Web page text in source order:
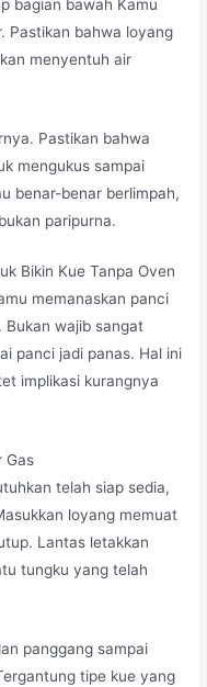
bagian bawah Kamu
Pastikan bahwa loyang
menyentuh air
Pastikan bahwa
mengukus sampai
benar-benar berlimpah,
paripurna.
Bikin Kue Tanpa Oven
memanaskan panci
Bukan wajib sangat
panci jadi panas. Hal ini
implikasi kurangnya
Gas
telah siap sedia,
loyang memuat
Lantas letakkan
tungku yang telah
panggang sampai
tipe kue yang